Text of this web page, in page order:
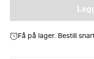
Få på lager. Bestill